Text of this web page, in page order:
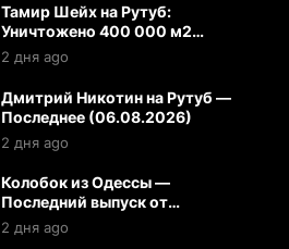
Тамир Шейх на Рутуб:
Уничтожено 400 000 м2
складов 100 кораблей на
Украине
2 дня ago
Дмитрий Никотин на Рутуб —
Последнее (06.08.2026)
2 дня ago
Колобок из Одессы —
Последний выпуск от
06.08.2026
2 дня ago